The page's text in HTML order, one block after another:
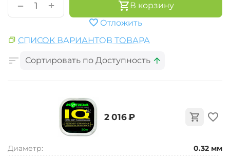
+
−
В корзину
Отложить
СПИСОК ВАРИАНТОВ ТОВАРА
Сортировать по Доступность
‍2 016‍ ₽
Диаметр: 0.32 мм